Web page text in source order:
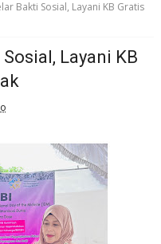
Bakti Sosial, Layani KB Gratis
Layani KB